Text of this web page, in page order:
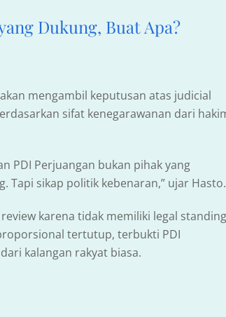
Dukung, Buat Apa?
mengambil keputusan atas judicial
sifat kenegarawanan dari
PDI Perjuangan bukan pihak yang
Tapi sikap politik kebenaran,” ujar Hasto.
karena tidak memiliki legal
tertutup, terbukti PDI
kalangan rakyat biasa.